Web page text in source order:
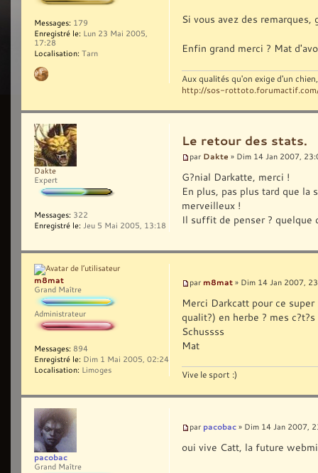
Si vous avez des
Enfin grand merci ? Mat
Aux qualités qu'on exige d'un
http://sos-
Messages: 179
Enregistré le: Lun 23 Mai 2005,
17:28
Localisation: Tarn
Le retour des stats.
par Dakte » Dim 14 Jan 2007,
G?nial Darkatte, merci !
En plus, pas plus tard que la
merveilleux !
Il suffit de penser ? quelque
Dakte
Expert
Messages: 322
Enregistré le: Jeu 5 Mai 2005, 13:18
par m8mat » Dim 14 Jan 2007,
Merci Darkcatt pour ce
qualit?) en herbe ? mes c?t?s
Schussss
Mat
Vive le sport :)
m8mat
Grand Maître
Administrateur
Messages: 894
Enregistré le: Dim 1 Mai 2005, 02:24
Localisation: Limoges
par pacobac » Dim 14 Jan 2007,
oui vive Catt, la future
pacobac
Grand Maître